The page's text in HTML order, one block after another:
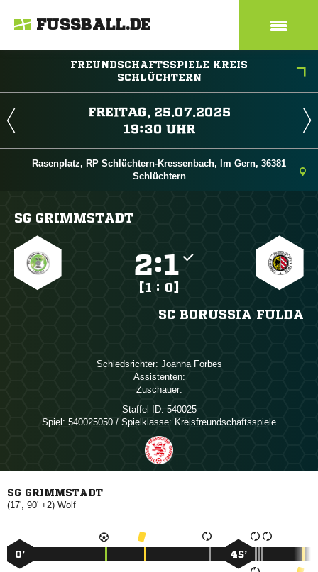
FUSSBALL.DE
FREUNDSCHAFTSSPIELE KREIS
SCHLÜCHTERN
 
 
Rasenplatz, RP Schlüchtern-Kressenbach, Im Gern, 36381
Schlüchtern
SG GRIMMSTADT
:
[1 : 0]
SC BORUSSIA FULDA
Schiedsrichter:  
Assistenten:
Zuschauer:
Staffel-ID: 540025
Spiel: 540025050 / Spielklasse: Kreisfreundschaftsspiele
SG GRIMMSTADT
(17', 90' +2) 
0’ 45’